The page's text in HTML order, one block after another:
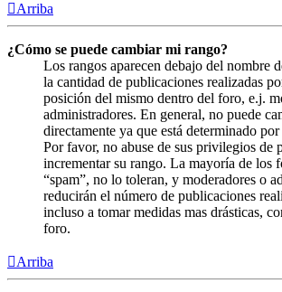
Arriba
¿Cómo se puede cambiar mi rango?
Los rangos aparecen debajo del nombre
la cantidad de publicaciones realizadas
posición del mismo dentro del foro, e.j.
administradores. En general, no puede
directamente ya que está determinado
Por favor, no abuse de sus privilegios de
incrementar su rango. La mayoría de los
“spam”, no lo toleran, y moderadores o
reducirán el número de publicaciones
incluso a tomar medidas mas drásticas,
foro.
Arriba